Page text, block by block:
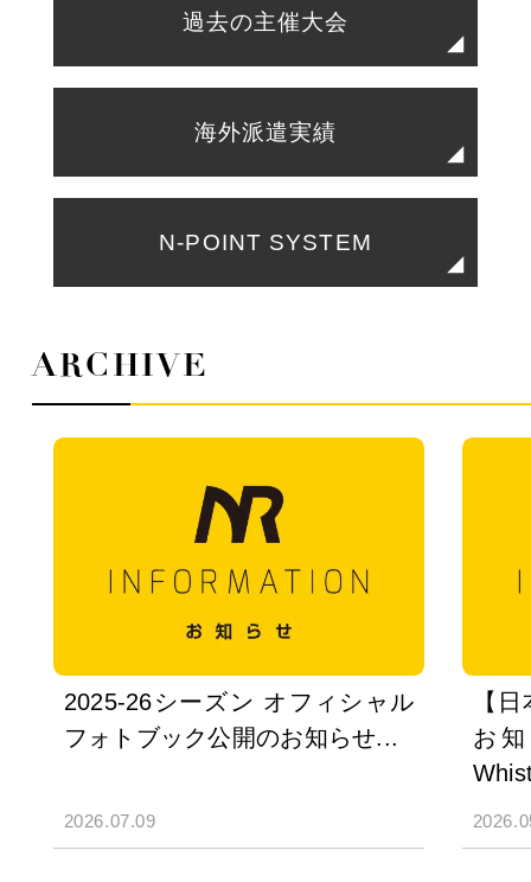
過去の主催大会
海外派遣実績
N-POINT SYSTEM
ARCHIVE
2025-26シーズン オフィシャル
フォトブック公開のお知らせ...
2026.07.09
【
お